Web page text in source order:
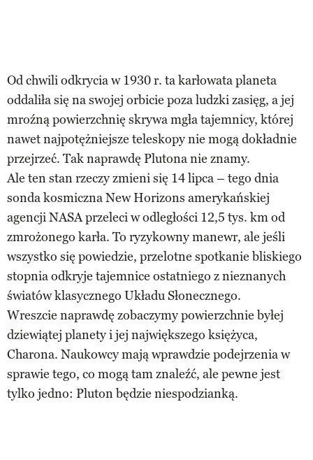
Od chwili odkrycia w 1930 r. ta karłowata planeta
oddaliła się na swojej orbicie poza ludzki zasięg, a jej
mroźną powierzchnię skrywa mgła tajemnicy, której
nawet najpotężniejsze teleskopy nie mogą dokładnie
przejrzeć. Tak naprawdę Plutona nie znamy.
Ale ten stan rzeczy zmieni się 14 lipca – tego dnia
sonda kosmiczna New Horizons amerykańskiej
agencji NASA przeleci w odległości 12,5 tys. km od
zmrożonego karła. To ryzykowny manewr, ale jeśli
wszystko się powiedzie, przelotne spotkanie bliskiego
stopnia odkryje tajemnice ostatniego z nieznanych
światów klasycznego Układu Słonecznego.
Wreszcie naprawdę zobaczymy powierzchnie byłej
dziewiątej planety i jej największego księżyca,
Charona. Naukowcy mają wprawdzie podejrzenia w
sprawie tego, co mogą tam znaleźć, ale pewne jest
tylko jedno: Pluton będzie niespodzianką.